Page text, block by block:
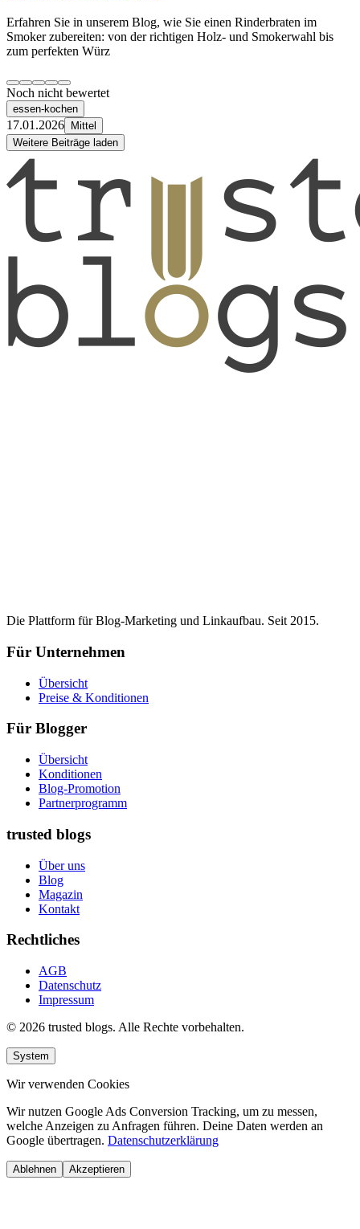
Erfahren Sie in unserem Blog, wie Sie einen Rinderbraten im
Smoker zubereiten: von der richtigen Holz- und Smokerwahl bis
zum perfekten Würz
Noch nicht bewertet
essen-kochen
17.01.2026
Mittel
Weitere Beiträge laden
Die Plattform für Blog-Marketing und Linkaufbau. Seit 2015.
Für Unternehmen
Übersicht
Preise & Konditionen
Für Blogger
Übersicht
Konditionen
Blog-Promotion
Partnerprogramm
trusted blogs
Über uns
Blog
Magazin
Kontakt
Rechtliches
AGB
Datenschutz
Impressum
© 2026 trusted blogs. Alle Rechte vorbehalten.
System
Wir verwenden Cookies
Wir nutzen Google Ads Conversion Tracking, um zu messen,
welche Anzeigen zu Anfragen führen. Deine Daten werden an
Google übertragen. Datenschutzerklärung
Ablehnen Akzeptieren